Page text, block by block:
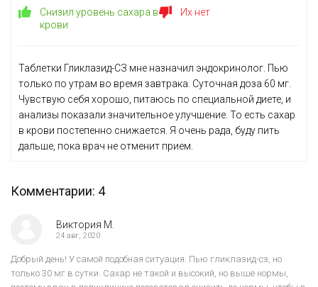
Снизил уровень сахара в
крови
Их нет
Таблетки Гликлазид-СЗ мне назначил эндокринолог. Пью
только по утрам во время завтрака. Суточная доза 60 мг.
Чувствую себя хорошо, питаюсь по специальной диете, и
анализы показали значительное улучшение. То есть сахар
в крови постепенно снижается. Я очень рада, буду пить
дальше, пока врач не отменит прием.
Комментарии: 4
Виктория М.
24 авг, 2020
Добрый день! У самой подобная ситуация. Пью гликлазид-сз, но
только 30 мг в сутки. Сахар не такой и высокий, но выше нормы,